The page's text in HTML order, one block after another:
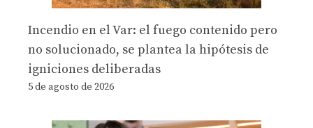
Incendio en el Var: el fuego contenido pero
no solucionado, se plantea la hipótesis de
igniciones deliberadas
5 de agosto de 2026